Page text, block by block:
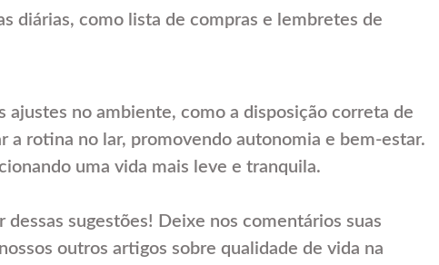
diárias, como lista de compras e lembretes de
no ambiente, como a disposição correta de
a rotina no lar, promovendo autonomia e bem-estar.
uma vida mais leve e tranquila.
sugestões! Deixe nos comentários suas
outros artigos sobre qualidade de vida na